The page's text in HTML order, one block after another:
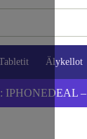
Älykellot
IPHONEDEAL –